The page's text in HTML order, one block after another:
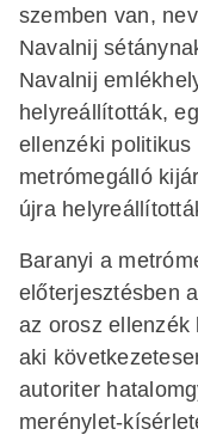
szemben van,
Navalnij
Navalnij
helyreállították,
ellenzéki
metrómegálló
újra
Baranyi a
előterjesztésben
az orosz ellenzék
aki
autoriter
merénylet-